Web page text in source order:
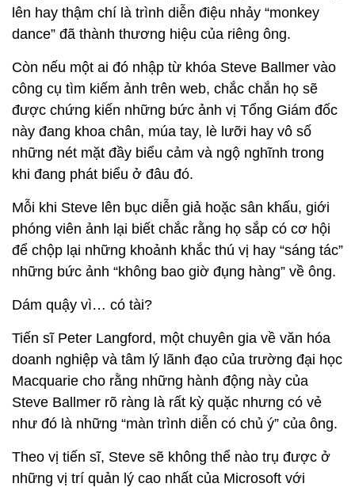
lên hay thậm chí là trình diễn điệu nhảy “monkey
dance” đã thành thương hiệu của riêng ông.
Còn nếu một ai đó nhập từ khóa Steve Ballmer vào
công cụ tìm kiếm ảnh trên web, chắc chắn họ sẽ
được chứng kiến những bức ảnh vị Tổng Giám đốc
này đang khoa chân, múa tay, lè lưỡi hay vô số
những nét mặt đầy biểu cảm và ngộ nghĩnh trong
khi đang phát biểu ở đâu đó.
Mỗi khi Steve lên bục diễn giả hoặc sân khấu, giới
phóng viên ảnh lại biết chắc rằng họ sắp có cơ hội
để chộp lại những khoảnh khắc thú vị hay “sáng tác”
những bức ảnh “không bao giờ đụng hàng” về ông.
Dám quậy vì… có tài?
Tiến sĩ Peter Langford, một chuyên gia về văn hóa
doanh nghiệp và tâm lý lãnh đạo của trường đại học
Macquarie cho rằng những hành động này của
Steve Ballmer rõ ràng là rất kỳ quặc nhưng có vẻ
như đó là những “màn trình diễn có chủ ý” của ông.
Theo vị tiến sĩ, Steve sẽ không thể nào trụ được ở
những vị trí quản lý cao nhất của Microsoft với